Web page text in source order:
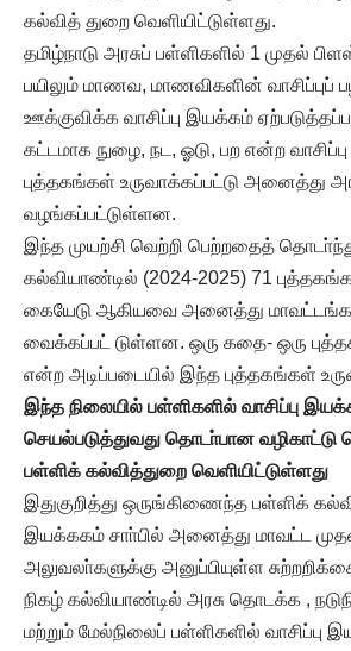
கல்வித் துறை வெளியிட்டுள்ளது.
தமிழ்நாடு அரசுப் பள்ளிகளில் 1 முதல்
பயிலும் மாணவ, மாணவிகளின்
ஊக்குவிக்க வாசிப்பு இயக்கம்
கட்டமாக நுழை, நட, ஓடு, பற என்ற
புத்தகங்கள் உருவாக்கப்பட்டு அனைத்து
வழங்கப்பட்டுள்ளன.
இந்த முயற்சி வெற்றி பெற்றதைத்
கல்வியாண்டில் (2024-2025) 71
கையேடு ஆகியவை அனைத்து
வைக்கப்பட் டுள்ளன. ஒரு கதை- ஒரு
என்ற அடிப்படையில் இந்த புத்தகங்கள்
இந்த நிலையில் பள்ளிகளில் வாசிப்பு
செயல்படுத்துவது தொடா்பான வழிகாட்டு
பள்ளிக் கல்வித்துறை வெளியிட்டுள்ளது
இதுகுறித்து ஒருங்கிணைந்த பள்ளிக்
இயக்ககம் சாா்பில் அனைத்து மாவட்ட
அலுவலா்களுக்கு அனுப்பியுள்ள
நிகழ் கல்வியாண்டில் அரசு தொடக்க ,
மற்றும் மேல்நிலைப் பள்ளிகளில் வாசிப்பு